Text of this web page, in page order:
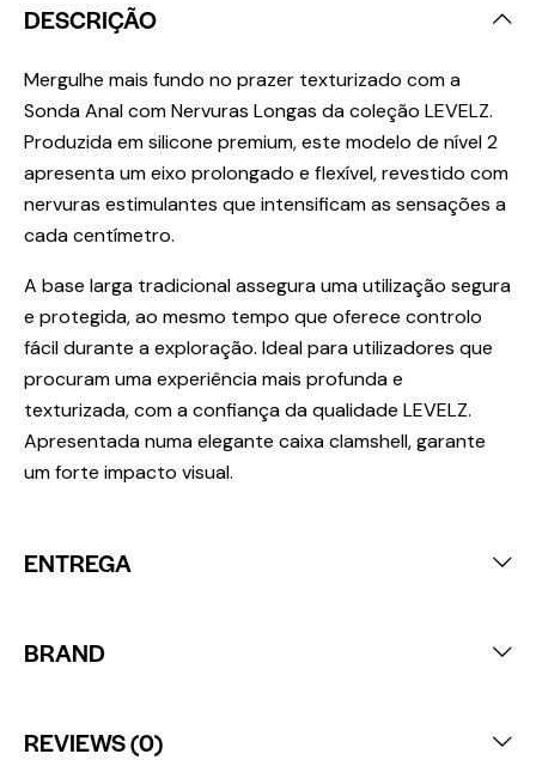
DESCRIÇÃO
Mergulhe mais fundo no prazer texturizado com a
Sonda Anal com Nervuras Longas da coleção LEVELZ.
Produzida em silicone premium, este modelo de nível 2
apresenta um eixo prolongado e flexível, revestido com
nervuras estimulantes que intensificam as sensações a
cada centímetro.
A base larga tradicional assegura uma utilização segura
e protegida, ao mesmo tempo que oferece controlo
fácil durante a exploração. Ideal para utilizadores que
procuram uma experiência mais profunda e
texturizada, com a confiança da qualidade LEVELZ.
Apresentada numa elegante caixa clamshell, garante
um forte impacto visual.
ENTREGA
BRAND
REVIEWS (0)